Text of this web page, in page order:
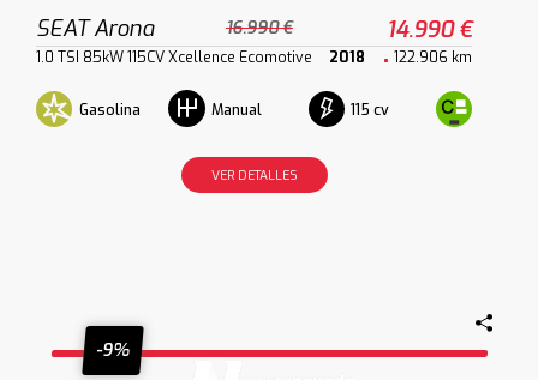
SEAT Arona 16.990 € 14.990 €
1.0 TSI 85kW 115CV Xcellence Ecomotive 2018 122.906 km
Gasolina Manual 115 cv
VER DETALLES
-9%